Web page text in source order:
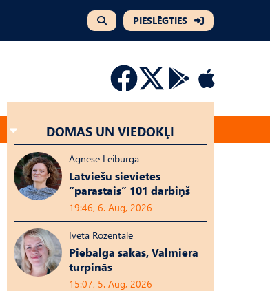
PIESLĒGTIES
DOMAS UN VIEDOKĻI
Agnese Leiburga
Latviešu sievietes
“parastais” 101 darbiņš
19:46, 6. Aug, 2026
Iveta Rozentāle
Piebalgā sākās, Valmierā
turpinās
15:07, 5. Aug, 2026